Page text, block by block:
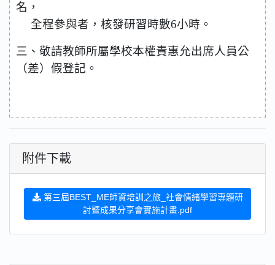
名，
全程參與者，核發研習時數6小時。
三、敬請教師所屬學校本權責惠允出席人員公
（差）假登記。
附件下載
第三屆BEST_ME師資培訓之旅_社會情緒學習專題研
討暨成果分享會實施計畫.pdf